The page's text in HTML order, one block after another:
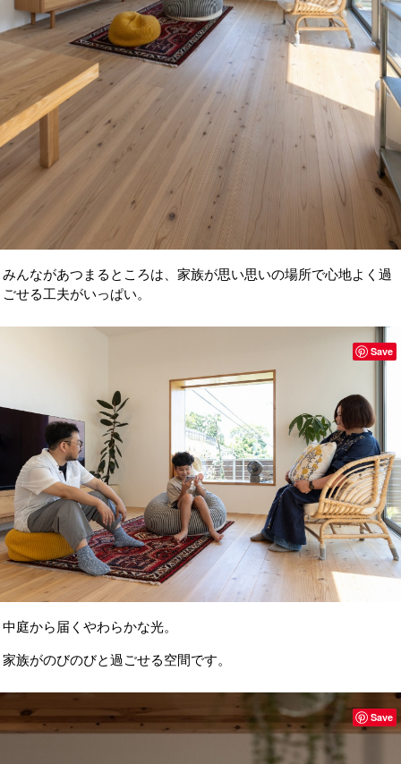
みんながあつまるところは、家族が思い思いの場所で心地よく過
ごせる工夫がいっぱい。
中庭から届くやわらかな光。
家族がのびのびと過ごせる空間です。
Save
Save